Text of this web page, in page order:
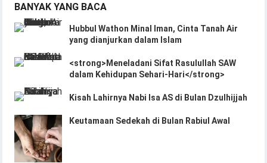
BANYAK YANG BACA
Hubbul Wathon Minal Iman, Cinta Tanah Air
yang dianjurkan dalam Islam
<strong>Meneladani Sifat Rasulullah SAW
dalam Kehidupan Sehari-Hari</strong>
Kisah Lahirnya Nabi Isa AS di Bulan Dzulhijjah
Keutamaan Sedekah di Bulan Rabiul Awal